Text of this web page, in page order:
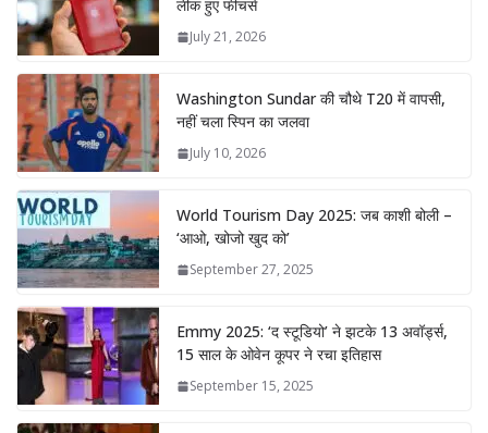
लीक हुए फीचर्स
July 21, 2026
Washington Sundar की चौथे T20 में वापसी,
नहीं चला स्पिन का जलवा
July 10, 2026
World Tourism Day 2025: जब काशी बोली –
‘आओ, खोजो खुद को’
September 27, 2025
Emmy 2025: ‘द स्टूडियो’ ने झटके 13 अवॉर्ड्स,
15 साल के ओवेन कूपर ने रचा इतिहास
September 15, 2025